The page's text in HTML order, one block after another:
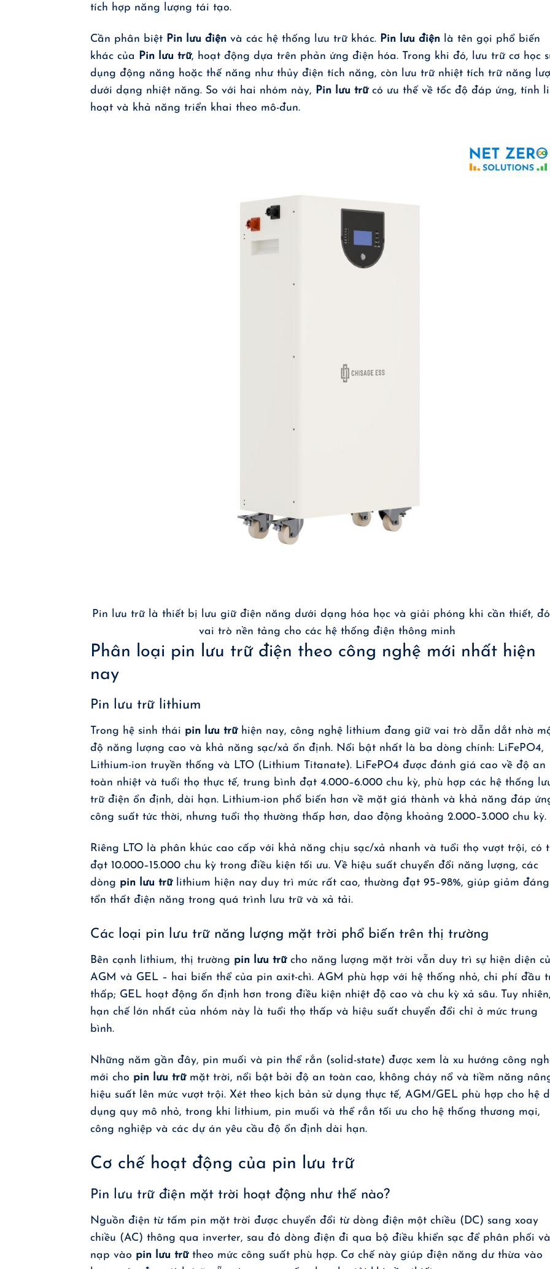
tích hợp năng lượng tái tạo.
Cần phân biệt Pin lưu điện và các hệ thống lưu trữ khác. Pin lưu điện là tên gọi phổ biến
khác của
Pin lưu trữ, hoạt động dựa trên phản ứng điện hóa. Trong khi đó, lưu trữ cơ học
dụng động năng hoặc thế năng như thủy điện tích năng, còn lưu trữ nhiệt tích trữ năng
dưới dạng nhiệt năng. So với hai nhóm này,
Pin lưu trữcó ưu thế về tốc độ đáp ứng, tính
hoạt và khả năng triển khai theo mô-đun.
Pin lưu trữ là thiết bị lưu giữ điện năng dưới dạng hóa học và giải phóng khi cần thiết,
vai trò nền tảng cho các hệ thống điện thông minh
Phân loại pin lưu trữ điện theo công nghệ mới nhất hiện
nay
Pin lưu trữ lithium
Trong hệ sinh thái pin lưu trữhiện nay, công nghệ lithium đang giữ vai trò dẫn dắt nhờ
độ năng lượng cao và khả năng sạc/xả ổn định. Nổi bật nhất là ba dòng chính: LiFePO4,
Lithium-ion truyền thống và LTO (Lithium Titanate). LiFePO4 được đánh giá cao về độ an
toàn nhiệt và tuổi thọ thực tế, trung bình đạt 4.000–6.000 chu kỳ, phù hợp các hệ thống
trữ điện ổn định, dài hạn. Lithium-ion phổ biến hơn về mặt giá thành và khả năng đáp
công suất tức thời, nhưng tuổi thọ thường thấp hơn, dao động khoảng 2.000–3.000 chu kỳ.
Riêng LTO là phân khúc cao cấp với khả năng chịu sạc/xả nhanh và tuổi thọ vượt trội, có
đạt 10.000–15.000 chu kỳ trong điều kiện tối ưu. Về hiệu suất chuyển đổi năng lượng, các
dòng pin lưu trữlithium hiện nay duy trì mức rất cao, thường đạt 95–98%, giúp giảm
tổn thất điện năng trong quá trình lưu trữ và xả tải.
Các loại pin lưu trữ năng lượng mặt trời phổ biến trên thị trường
Bên cạnh lithium, thị trường pin lưu trữcho năng lượng mặt trời vẫn duy trì sự hiện diện
AGM và GEL – hai biến thể của pin axit-chì. AGM phù hợp với hệ thống nhỏ, chi phí đầu
thấp; GEL hoạt động ổn định hơn trong điều kiện nhiệt độ cao và chu kỳ xả sâu. Tuy
hạn chế lớn nhất của nhóm này là tuổi thọ thấp và hiệu suất chuyển đổi chỉ ở mức trung
bình.
Những năm gần đây, pin muối và pin thể rắn (solid-state) được xem là xu hướng công
mới cho pin lưu trữmặt trời, nổi bật bởi độ an toàn cao, không cháy nổ và tiềm năng
hiệu suất lên mức vượt trội. Xét theo kịch bản sử dụng thực tế, AGM/GEL phù hợp cho hệ
dụng quy mô nhỏ, trong khi lithium, pin muối và thể rắn tối ưu cho hệ thống thương mại,
công nghiệp và các dự án yêu cầu độ ổn định dài hạn.
Cơ chế hoạt động của pin lưu trữ
Pin lưu trữ điện mặt trời hoạt động như thế nào?
Nguồn điện từ tấm pin mặt trời được chuyển đổi từ dòng điện một chiều (DC) sang xoay
chiều (AC) thông qua inverter, sau đó dòng điện đi qua bộ điều khiển sạc để phân phối và
nạp vào pin lưu trữtheo mức công suất phù hợp. Cơ chế này giúp điện năng dư thừa vào